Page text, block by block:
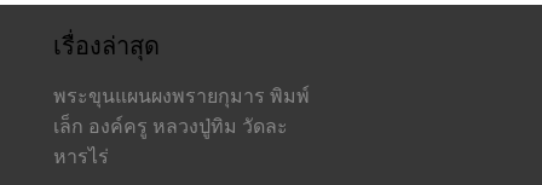
เรื่องล่าสุด
พระขุนแผนผงพรายกุมาร พิมพ์
เล็ก องค์ครู หลวงปู่ทิม วัดละ
หารไร่